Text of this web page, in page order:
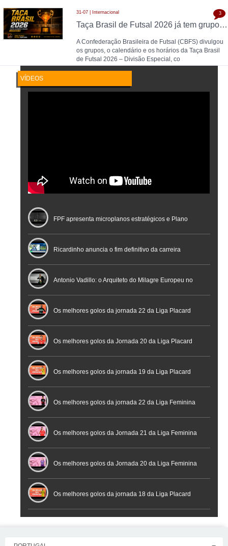
31-07 | Internacional
Taça Brasil de Futsal 2026 já tem grupos, calendário e horários definidos
A Confederação Brasileira de Futsal (CBFS) divulgou
os grupos, o calendário e os horários da Taça Brasil
de Futsal 2026 – Divisão Especial, co
3
VÍDEOS
FPF apresenta microplanos estratégicos e Plano
Nacional de Arbitragem
Ricardinho anuncia o fim definitivo da carreira
profissional em conferência histórica na Cidade do
Futebol
Antonio Vadillo: o Arquiteto do Milagre Europeu no
Futsal | Documentário
Os melhores golos da jornada 22 da Liga Placard
Os melhores golos da Jornada 20 da Liga Placard
Futsal
Os melhores golos da jornada 19 da Liga Placard
Os melhores golos da jornada 22 da Liga Feminina
Placard
Os melhores golos da Jornada 21 da Liga Feminina
Placard
Os melhores golos da Jornada 20 da Liga Feminina
Placard
Os melhores golos da jornada 18 da Liga Placard